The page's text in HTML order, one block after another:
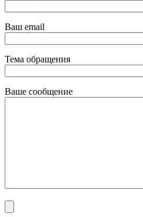
Ваш email
Тема обращения
Ваше сообщение